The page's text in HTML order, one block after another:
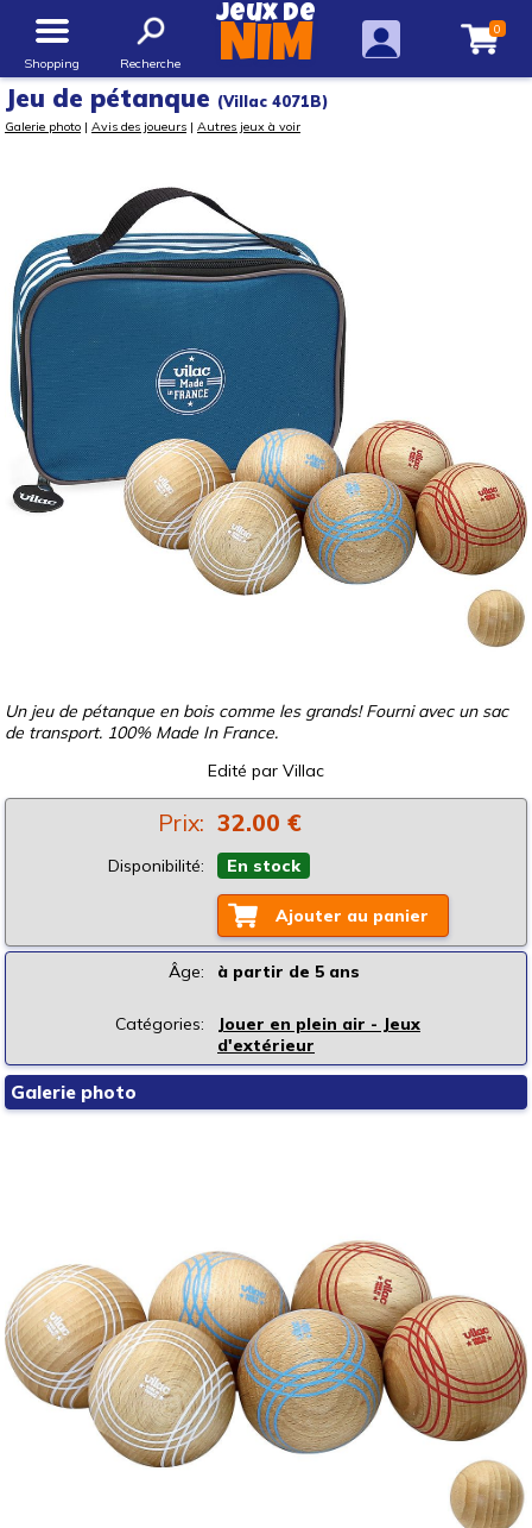
Shopping Recherche
Jeux de
NIM 0
Jeu de pétanque (Villac 4071B)
Galerie photo | Avis des joueurs | Autres jeux à voir
Un jeu de pétanque en bois comme les grands! Fourni avec un sac
de transport. 100% Made In France.
Edité par Villac
Prix: 32.00 €
Disponibilité: En stock
Ajouter au panier
Âge: à partir de 5 ans
Catégories:
Jouer en plein air - Jeux
d'extérieur
Galerie photo